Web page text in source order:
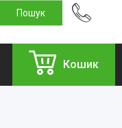
Кошик